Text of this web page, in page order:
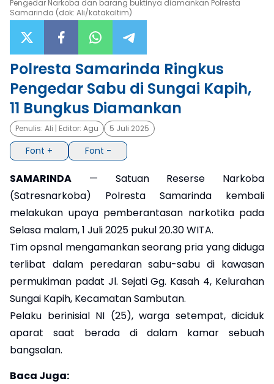
×
Pengedar Narkoba dan barang buktinya diamankan Polresta
Samarinda (dok: Ali/katakaltim)
Polresta Samarinda Ringkus
Pengedar Sabu di Sungai Kapih,
11 Bungkus Diamankan
Penulis: Ali | Editor: Agu 5 Juli 2025
Font + Font -
SAMARINDA — Satuan Reserse Narkoba
(Satresnarkoba) Polresta Samarinda kembali
melakukan upaya pemberantasan narkotika pada
Selasa malam, 1 Juli 2025 pukul 20.30 WITA.
Tim opsnal mengamankan seorang pria yang diduga
terlibat dalam peredaran sabu-sabu di kawasan
permukiman padat Jl. Sejati Gg. Kasah 4, Kelurahan
Sungai Kapih, Kecamatan Sambutan.
Pelaku berinisial NI (25), warga setempat, diciduk
aparat saat berada di dalam kamar sebuah
bangsalan.
Baca Juga: